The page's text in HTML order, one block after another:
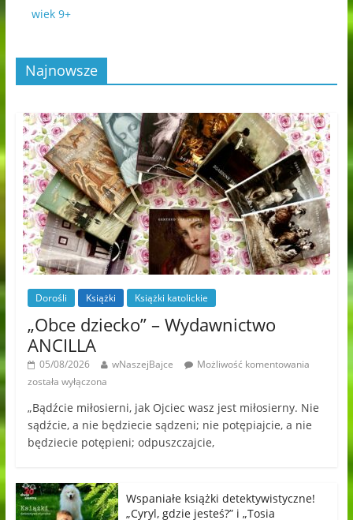
wiek 9+
Najnowsze
Dorośli Książki Książki katolickie
„Obce dziecko” – Wydawnictwo
ANCILLA
05/08/2026 wNaszejBajce
Możliwość komentowania
została wyłączona
„Bądźcie miłosierni, jak Ojciec wasz jest miłosierny. Nie
sądźcie, a nie będziecie sądzeni; nie potępiajcie, a nie
będziecie potępieni; odpuszczajcie,
Wspaniałe książki detektywistyczne!
„Cyryl, gdzie jesteś?” i „Tosia